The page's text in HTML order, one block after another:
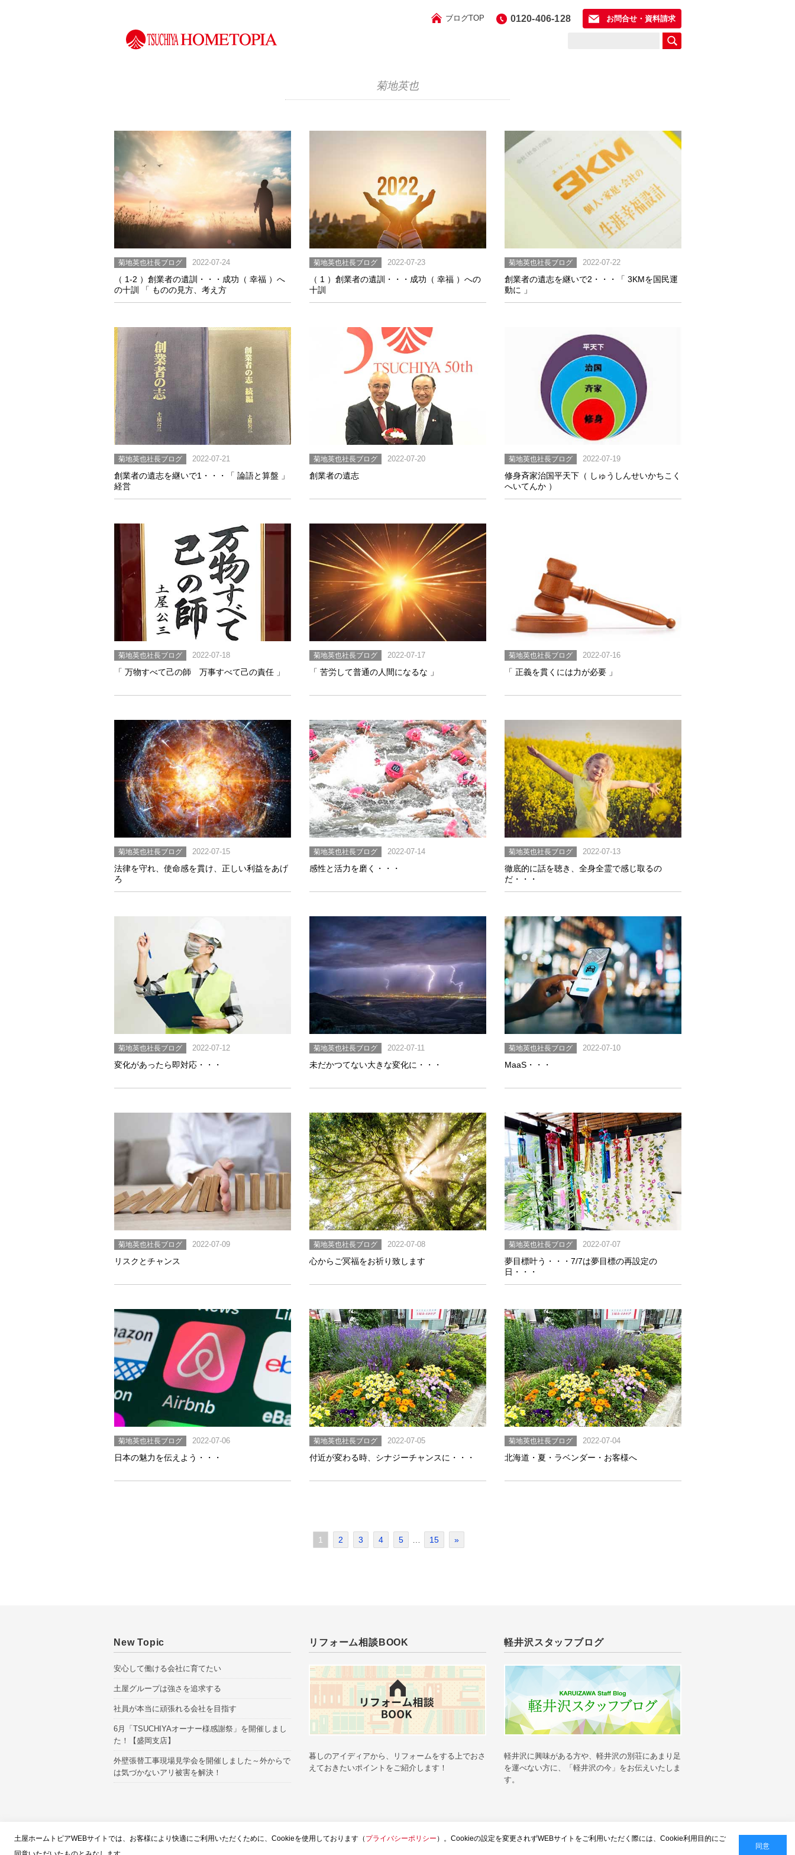
ブログTOP 0120-406-128 お問合せ・資料請求
菊地英也
菊地英也社長ブログ 2022-07-24
（ 1-2 ）創業者の遺訓・・・成功（ 幸福 ）へ
の十訓 「 ものの見方、考え方
菊地英也社長ブログ 2022-07-23
（ 1 ）創業者の遺訓・・・成功（ 幸福 ）への
十訓
菊地英也社長ブログ 2022-07-22
創業者の遺志を継いで2・・・「 3KMを国民運
動に 」
菊地英也社長ブログ 2022-07-21
創業者の遺志を継いで1・・・「 論語と算盤 」
経営
菊地英也社長ブログ 2022-07-20
創業者の遺志
菊地英也社長ブログ 2022-07-19
修身斉家治国平天下（ しゅうしんせいかちこく
へいてんか ）
菊地英也社長ブログ 2022-07-18
「 万物すべて己の師 万事すべて己の責任 」
菊地英也社長ブログ 2022-07-17
「 苦労して普通の人間になるな 」
菊地英也社長ブログ 2022-07-16
「 正義を貫くには力が必要 」
菊地英也社長ブログ 2022-07-15
法律を守れ、使命感を貫け、正しい利益をあげ
ろ
菊地英也社長ブログ 2022-07-14
感性と活力を磨く・・・
菊地英也社長ブログ 2022-07-13
徹底的に話を聴き、全身全霊で感じ取るの
だ・・・
菊地英也社長ブログ 2022-07-12
変化があったら即対応・・・
菊地英也社長ブログ 2022-07-11
未だかつてない大きな変化に・・・
菊地英也社長ブログ 2022-07-10
MaaS・・・
菊地英也社長ブログ 2022-07-09
リスクとチャンス
菊地英也社長ブログ 2022-07-08
心からご冥福をお祈り致します
菊地英也社長ブログ 2022-07-07
夢目標叶う・・・7/7は夢目標の再設定の
日・・・
菊地英也社長ブログ 2022-07-06
日本の魅力を伝えよう・・・
菊地英也社長ブログ 2022-07-05
付近が変わる時、シナジーチャンスに・・・
菊地英也社長ブログ 2022-07-04
北海道・夏・ラベンダー・お客様へ
1 2 3 4 5 15 »
New Topic
安心して働ける会社に育てたい
土屋グループは強さを追求する
社員が本当に頑張れる会社を目指す
6月「TSUCHIYAオーナー様感謝祭」を開催しまし
た！【盛岡支店】
外壁張替工事現場見学会を開催しました～外からで
は気づかないアリ被害を解決！
リフォーム相談BOOK
暮しのアイディアから、リフォームをする上でおさ
えておきたいポイントをご紹介します！
軽井沢スタッフブログ
軽井沢に興味がある方や、軽井沢の別荘にあまり足
を運べない方に、「軽井沢の今」をお伝えいたしま
す。
土屋ホームトピアWEBサイトでは、お客様により快適にご利用いただくために、Cookieを使用しております（ プライバシーポリシー ）。Cookieの設定を変更されずWEBサイトをご利用いただく際には、Cookie利用目的にご
同意